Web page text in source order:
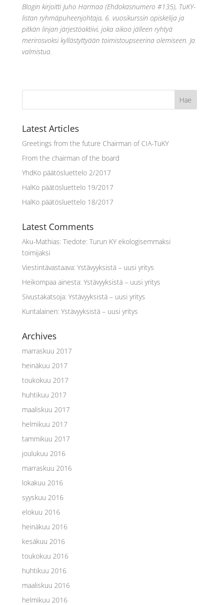
Blogin kirjoitti Juho Harmaa (Ehdokasnumero #135), TuKY-
listan ryhmäpuheenjohtaja, 6. vuosikurssin opiskelija ja
pitkän linjan järjestöaktiivi, joka aikoo jälleen ryhtyä
merirosvoksi kyllästyttyään toimistoupseerina olemiseen. Ja
valmistua.
Latest Articles
Greetings from the future Chairman of CIA-TuKY
From the chairman of the board
YhdKo päätösluettelo 2/2017
HalKo päätösluettelo 19/2017
HalKo päätösluettelo 18/2017
Latest Comments
Aku-Mathias: Tiedote: Turun KY ekologisemmaksi
toimijaksi
Viestintävastaava: Ystävyyksistä – uusi yritys
Heikompaa ainesta: Ystävyyksistä – uusi yritys
Sivustakatsoja: Ystävyyksistä – uusi yritys
Kuntalainen: Ystävyyksistä – uusi yritys
Archives
marraskuu 2017
heinäkuu 2017
toukokuu 2017
huhtikuu 2017
maaliskuu 2017
helmikuu 2017
tammikuu 2017
joulukuu 2016
marraskuu 2016
lokakuu 2016
syyskuu 2016
elokuu 2016
heinäkuu 2016
kesäkuu 2016
toukokuu 2016
huhtikuu 2016
maaliskuu 2016
helmikuu 2016